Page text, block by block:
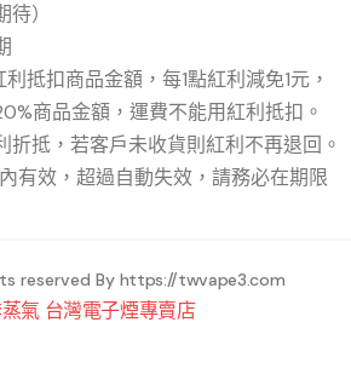
）
抵扣商品金額，每1點紅利減免1元，
商品金額，運費不能用紅利抵扣。
折抵，若客戶未收貨則紅利不再退回。
有效，超過自動失效，請務必在期限
reserved By https://twvape3.com
氣 台灣電子煙專賣店